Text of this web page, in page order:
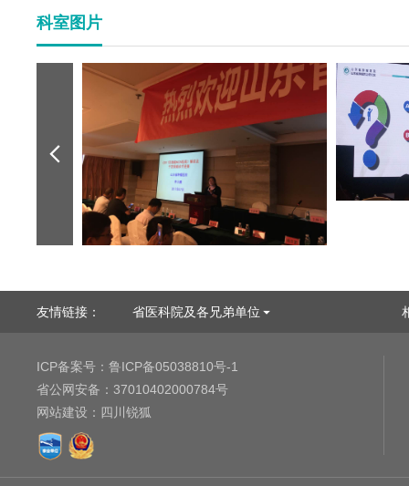
科室图片
友情链接： 省医科院及各兄弟单位
ICP备案号： 鲁ICP备05038810号-1
省公网安备： 37010402000784号
网站建设 ： 四川锐狐